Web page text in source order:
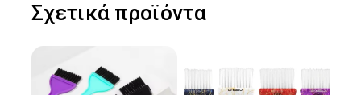
Σχετικά προϊόντα